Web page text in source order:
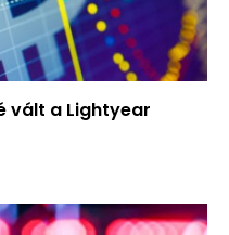
vált a Lightyear